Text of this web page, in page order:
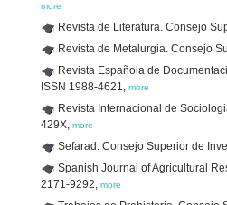
more
Revista de Literatura. Consejo
Revista de Metalurgia. Consejo
Revista Española de
ISSN 1988-4621, more
Revista Internacional de
429X, more
Sefarad. Consejo Superior de
Spanish Journal of Agricultural
2171-9292, more